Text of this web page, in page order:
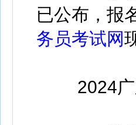
已公布， 报
务员考试网
2024广东